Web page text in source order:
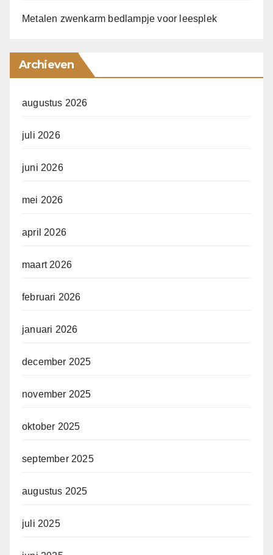
Metalen zwenkarm bedlampje voor leesplek
Archieven
augustus 2026
juli 2026
juni 2026
mei 2026
april 2026
maart 2026
februari 2026
januari 2026
december 2025
november 2025
oktober 2025
september 2025
augustus 2025
juli 2025